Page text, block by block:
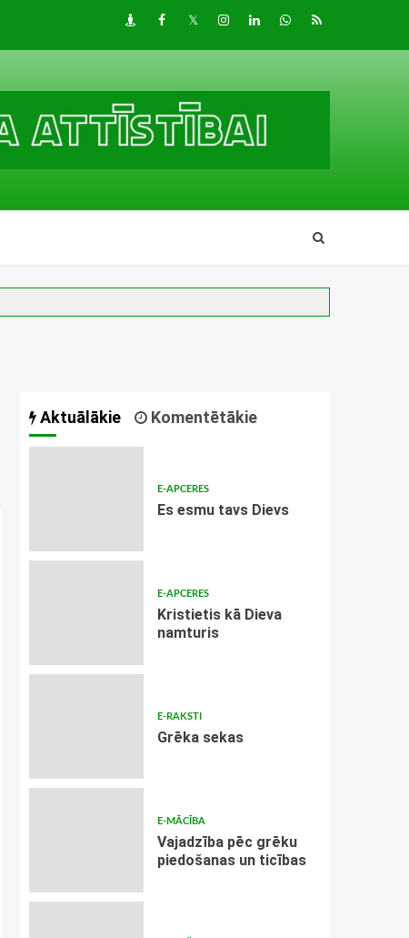
DraugiemFacebook
TwitterInstagram
LinkedInwhatsapp
RSS
Aktuālākie Komentētākie
E-APCERES
Es esmu tavs Dievs
E-APCERES
Kristietis kā Dieva
namturis
E-RAKSTI
Grēka sekas
E-MĀCĪBA
Vajadzība pēc grēku
piedošanas un ticības